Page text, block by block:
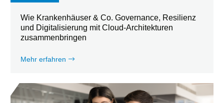
Wie Krankenhäuser & Co. Governance, Resilienz
und Digitalisierung mit Cloud-Architekturen
zusammenbringen
Mehr erfahren